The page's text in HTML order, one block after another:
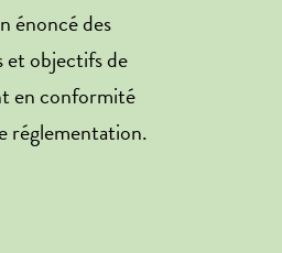
énoncé des
et objectifs de
en conformité
réglementation.